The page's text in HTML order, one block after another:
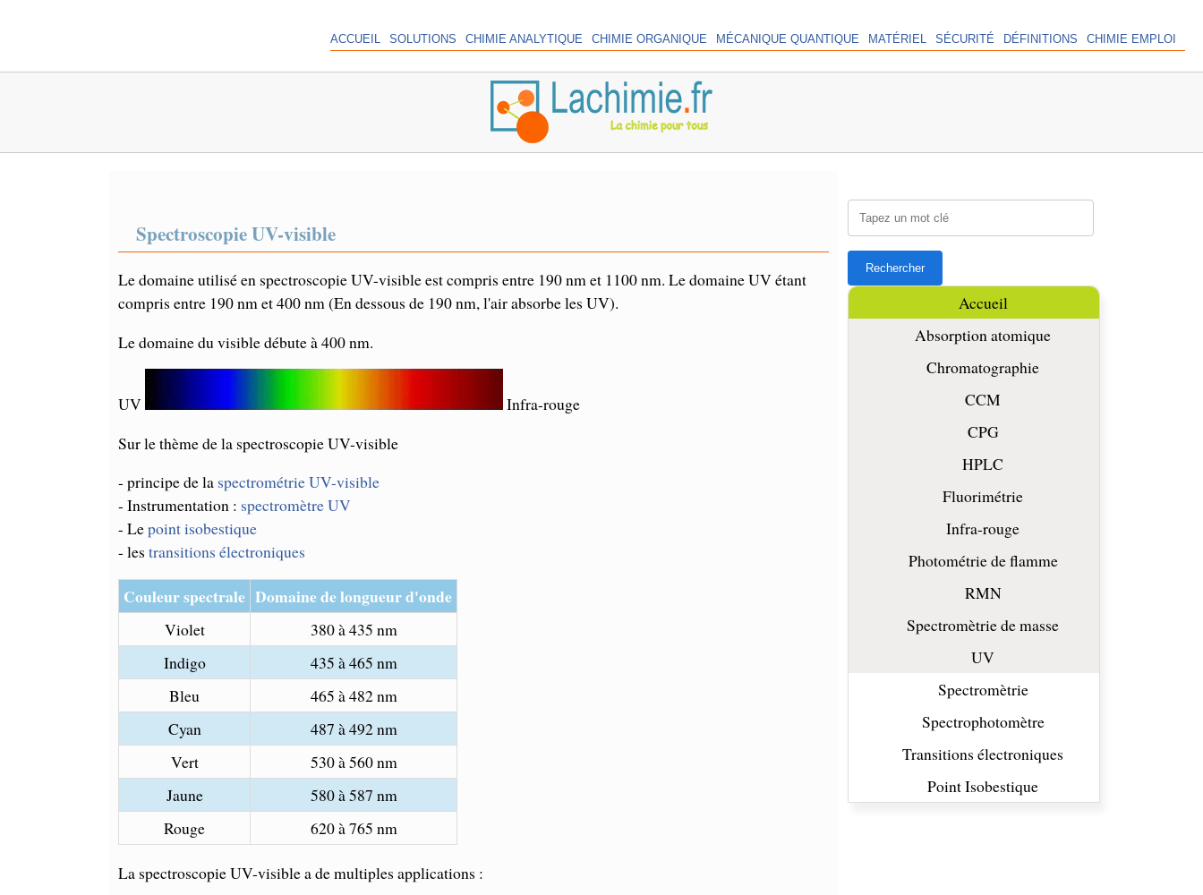
ACCUEIL SOLUTIONS CHIMIE ANALYTIQUE CHIMIE ORGANIQUE MÉCANIQUE QUANTIQUE MATÉRIEL SÉCURITÉ DÉFINITIONS CHIMIE EMPLOI
Spectroscopie UV-visible
Le domaine utilisé en spectroscopie UV-visible est compris entre 190 nm et 1100 nm. Le domaine UV étant
compris entre 190 nm et 400 nm (En dessous de 190 nm, l'air absorbe les UV).
Le domaine du visible débute à 400 nm.
UV
Infra-rouge
Sur le thème de la spectroscopie UV-visible
- principe de la spectrométrie UV-visible
- Instrumentation : spectromètre UV
- Lepoint isobestique
- les transitions électroniques
Couleur spectrale Domaine de longueur d'onde
Violet
380 à 435 nm
Indigo
435 à 465 nm
Bleu
465 à 482 nm
Cyan
487 à 492 nm
Vert
530 à 560 nm
Jaune
580 à 587 nm
Rouge
620 à 765 nm
La spectroscopie UV-visible a de multiples applications :
Accueil
Absorption atomique
Chromatographie
CCM
CPG
HPLC
Fluorimétrie
Infra-rouge
Photométrie de flamme
RMN
Spectromètrie de masse
UV
Spectromètrie
Spectrophotomètre
Transitions électroniques
Point Isobestique